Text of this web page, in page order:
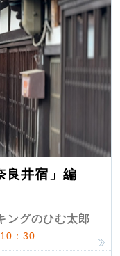
良井宿」編
ングのひむ太郎
：30